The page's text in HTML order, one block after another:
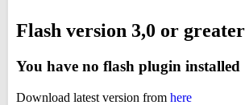
Flash version 3,0 or
You have no flash plugin installed
Download latest version from here